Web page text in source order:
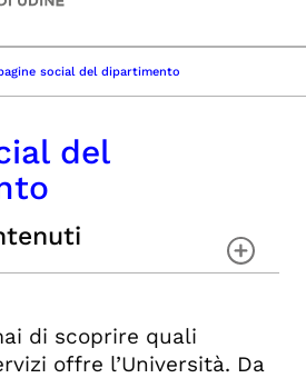
social del dipartimento
del
di scoprire quali
offre l’Università. Da